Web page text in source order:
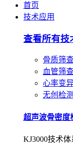
首页
技术应用
查看所有技
骨质筛
血管筛
心率变
无创检
超声波骨密度
KJ3000技术体